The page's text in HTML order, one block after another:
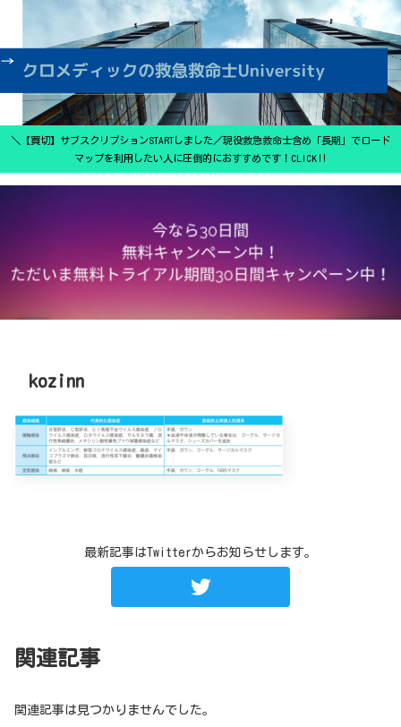
＼【買切】サブスクリプションSTARTしました／現役救急救命士含め「長期」でロード
マップを利用したい人に圧倒的におすすめです！CLICK‼
kozinn
最新記事はTwitterからお知らせします。
関連記事
関連記事は見つかりませんでした。